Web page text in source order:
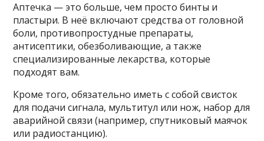
Аптечка — это больше, чем просто бинты и
пластыри. В неё включают средства от головной
боли, противопростудные препараты,
антисептики, обезболивающие, а также
специализированные лекарства, которые
подходят вам.
Кроме того, обязательно иметь с собой свисток
для подачи сигнала, мультитул или нож, набор для
аварийной связи (например, спутниковый маячок
или радиостанцию).